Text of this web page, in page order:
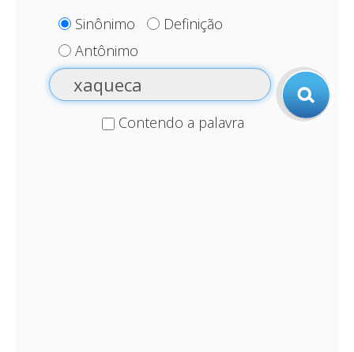
Sinônimo
Definição
Antônimo
Contendo a palavra